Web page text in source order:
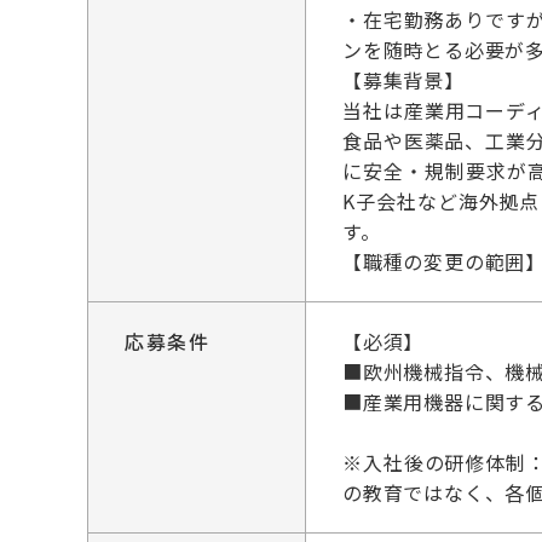
・在宅勤務ありです
ンを随時とる必要が
【募集背景】
当社は産業用コーデ
食品や医薬品、工業
に安全・規制要求が
K子会社など海外拠
す。
【職種の変更の範囲
応募条件
【必須】
■欧州機械指令、機
■産業用機器に関す
※入社後の研修体制
の教育ではなく、各